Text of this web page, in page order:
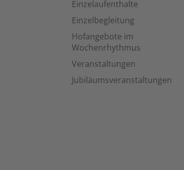
Einzelaufenthalte
Einzelbegleitung
Hofangebote im
Wochenrhythmus
Veranstaltungen
Jubiläumsveranstaltungen